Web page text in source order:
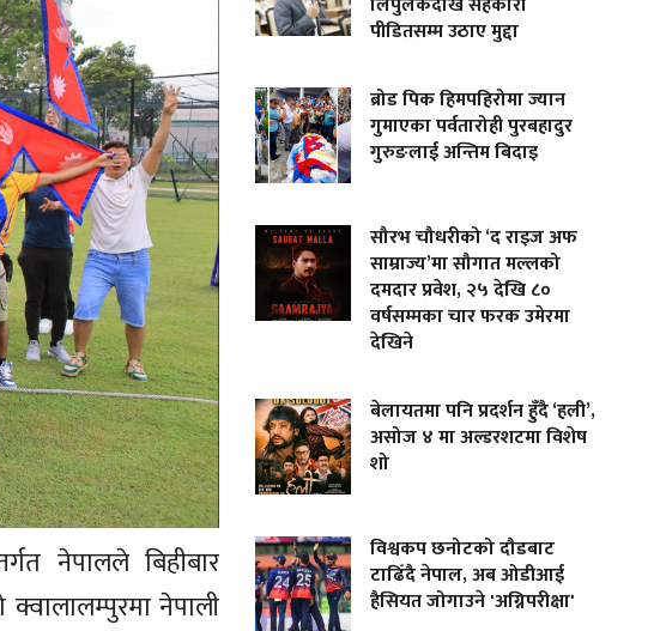
नेपालले बिहीबार
नेपाली
पीडितसम्म उठाए मुद्दा
ब्रोड पिक हिमपहिरोमा ज्यान
गुमाएका पर्वतारोही पुरबहादुर
गुरुङलाई अन्तिम बिदाइ
सौरभ चौधरीको ‘द राइज अफ
साम्राज्य’मा सौगात मल्लको
दमदार प्रवेश, २५ देखि ८०
वर्षसम्मका चार फरक उमेरमा
देखिने
बेलायतमा पनि प्रदर्शन हुँदै ‘हली’,
असोज ४ मा अल्डरशटमा विशेष
शो
विश्वकप छनोटको दौडबाट
टाढिँदै नेपाल, अब ओडीआई
हैसियत जोगाउने 'अग्निपरीक्षा'